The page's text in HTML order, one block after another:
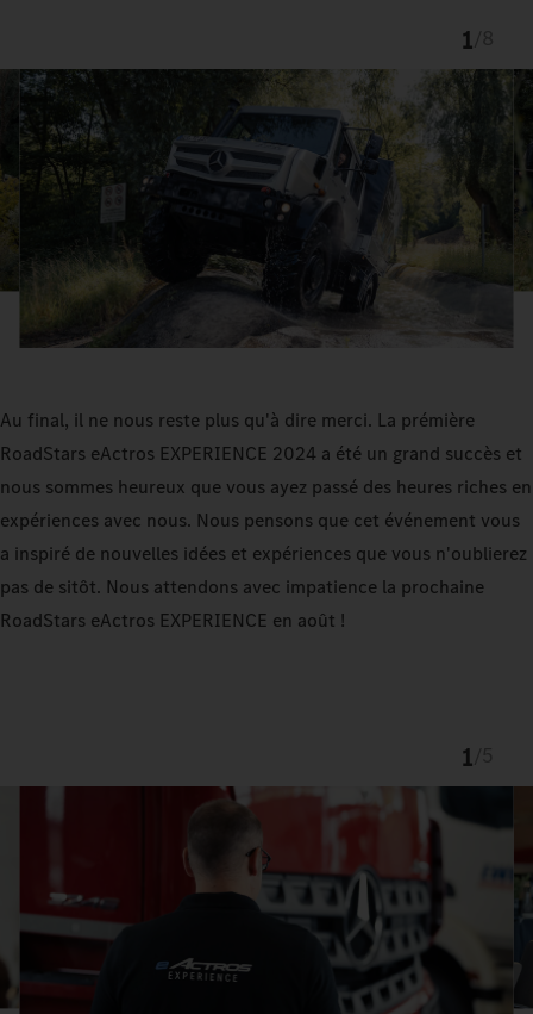
1
Au final, il ne nous reste plus qu'à dire merci. La prémière
RoadStars eActros EXPERIENCE 2024 a été un grand succès et
nous sommes heureux que vous ayez passé des heures riches en
expériences avec nous. Nous pensons que cet événement vous
a inspiré de nouvelles idées et expériences que vous n'oublierez
pas de sitôt. Nous attendons avec impatience la prochaine
RoadStars eActros EXPERIENCE en août !
1